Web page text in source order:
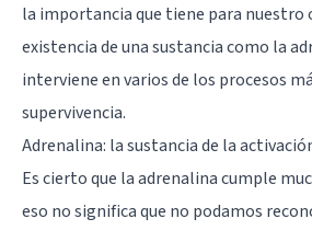
la importancia que tiene para nuestro
existencia de una sustancia como la
interviene en varios de los procesos
supervivencia.
Adrenalina: la sustancia de la
Es cierto que la adrenalina cumple
eso no significa que no podamos